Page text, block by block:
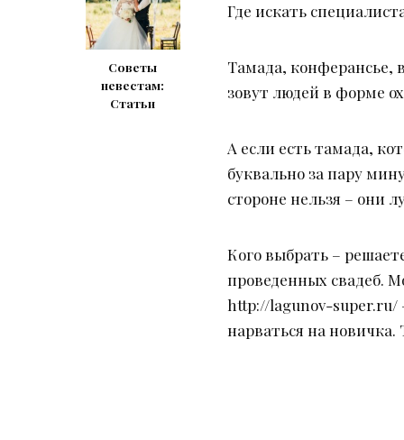
Советы
невестам:
Статьи
Где искать
Тамада, конферансье,
зовут людей в форме
А если есть тамада,
буквально за пару
стороне нельзя – они
Кого выбрать –
проведенных свадеб.
http://lagunov-super.ru/
нарваться на